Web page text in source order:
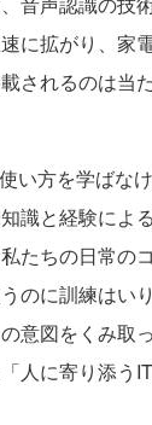
に拡がり、家
されるのは当
い方を学ばな
識と経験によ
たちの日常の
のに訓練はい
意図をくみ取
人に寄り添う